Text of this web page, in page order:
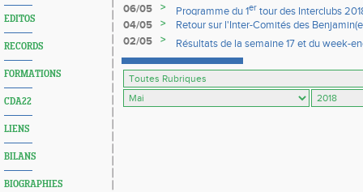
EDITOS
RECORDS
FORMATIONS
CDA22
LIENS
BILANS
BIOGRAPHIES
06/05
> Programme du 1er tour des Interclubs
04/05
>
Retour sur l'Inter-Comités des
02/05
> Résultats de la semaine 17 et du week-